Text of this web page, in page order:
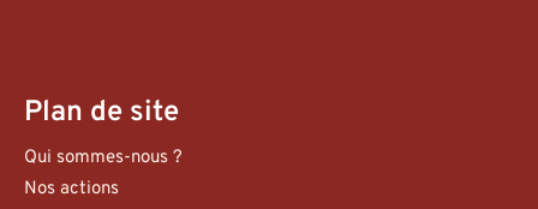
Plan de site
Qui sommes-nous ?
Nos actions